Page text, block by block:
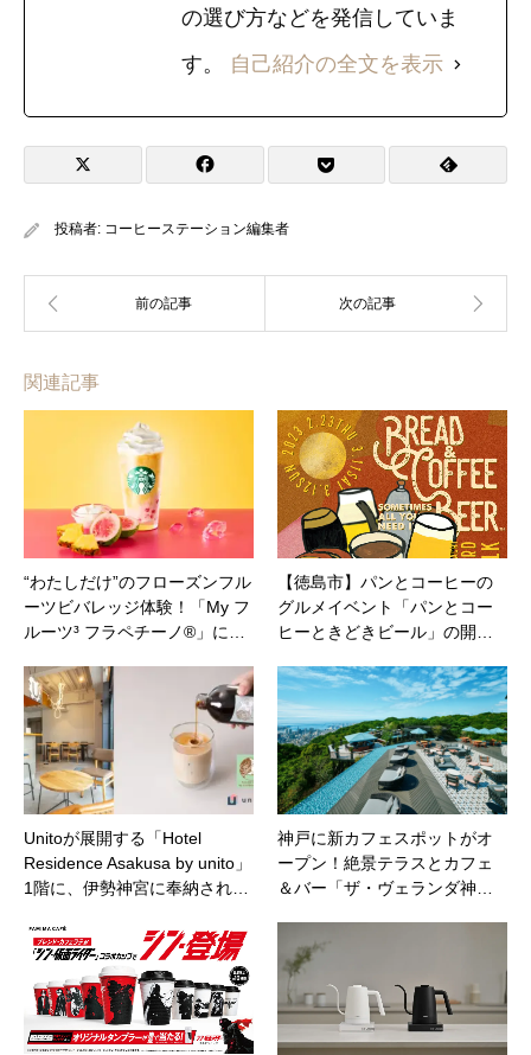
の選び方などを発信していま
す。 自己紹介の全文を表示
投稿者: コーヒーステーション編集者
関連記事
“わたしだけ”のフローズンフル
ーツビバレッジ体験！「My フ
ルーツ³ フラペチーノ®」に…
【徳島市】パンとコーヒーの
グルメイベント「パンとコー
ヒーときどきビール」の開…
Unitoが展開する「Hotel
Residence Asakusa by unito」
1階に、伊勢神宮に奉納され…
神戸に新カフェスポットがオ
ープン！絶景テラスとカフェ
＆バー「ザ・ヴェランダ神…